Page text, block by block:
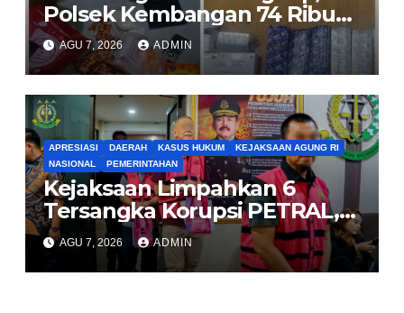
Polsek Kembangan 74 Ribu
Obat Keras, Sabu Hingga
Puluhan Vape Etomidate
Diamankan
AGU 7, 2026 ADMIN
APRESIASI DAERAH KASUS HUKUM
KEJAKSAAN AGUNG RI
NASIONAL
PEMERINTAHAN
Kejaksaan Limpahkan 6
Tersangka Korupsi PETRAL,
PES dan ISC ke PN Tipikor
Jakarta Pusat
AGU 7, 2026 ADMIN